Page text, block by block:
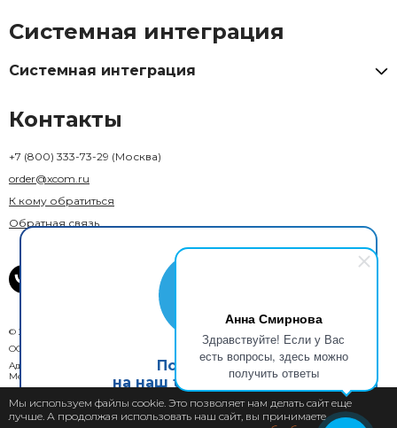
Анна Смирнова
Здравствуйте! Если у Вас
есть вопросы, здесь можно
получить ответы
Системная интеграция
Системная интеграция
Контакты
+7 (800) 333-73-29 (Москва)
order@xcom.ru
К кому обратиться
Обратная связь
© 2018–2026 X-Com. Все права защищены.
ООО "М-инвест"
Адрес юридического лица: 129110, г. Москва, вн. тер. г. муниципальный округ
Мещанский, ул. Гиляровского, д. 36, стр. 1А, помещ. 1П
Пользовательское соглашение
Подпишись
на наш telegram канал
Мы используем файлы cookie. Это позволяет нам делать сайт еще
лучше. А продолжая использовать наш сайт, вы принимаете